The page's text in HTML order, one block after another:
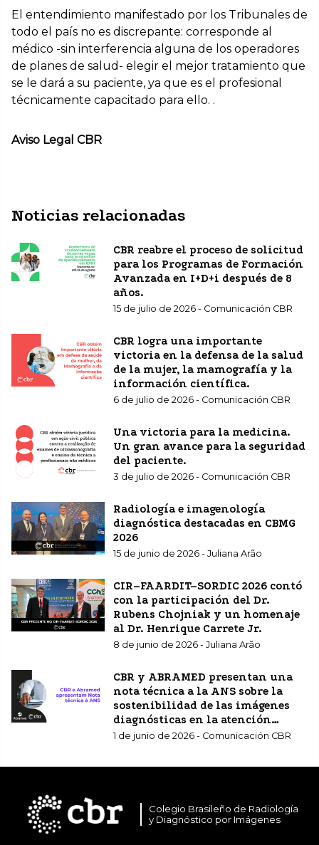
El entendimiento manifestado por los Tribunales de
todo el país no es discrepante: corresponde al
médico -sin interferencia alguna de los operadores
de planes de salud- elegir el mejor tratamiento que
se le dará a su paciente, ya que es el profesional
técnicamente capacitado para ello. .
Aviso Legal CBR
Noticias relacionadas
CBR reabre el proceso de solicitud
para los Programas de Formación
Avanzada en I+D+i después de 8
años.
15 de julio de 2026 - Comunicación CBR
CBR logra una importante
victoria en la defensa de la salud
de la mujer, la mamografía y la
información científica.
6 de julio de 2026 - Comunicación CBR
Una victoria para la medicina.
Un gran avance para la seguridad
del paciente.
3 de julio de 2026 - Comunicación CBR
Radiología e imagenología
diagnóstica destacadas en CBMG
2026
15 de junio de 2026 - Juliana Arão
CIR–FAARDIT–SORDIC 2026 contó
con la participación del Dr.
Rubens Chojniak y un homenaje
al Dr. Henrique Carrete Jr.
8 de junio de 2026 - Juliana Arão
CBR y ABRAMED presentan una
nota técnica a la ANS sobre la
sostenibilidad de las imágenes
diagnósticas en la atención
sanitaria complementaria.
1 de junio de 2026 - Comunicación CBR
Colegio Brasileño de Radiología
y Diagnóstico por Imágenes